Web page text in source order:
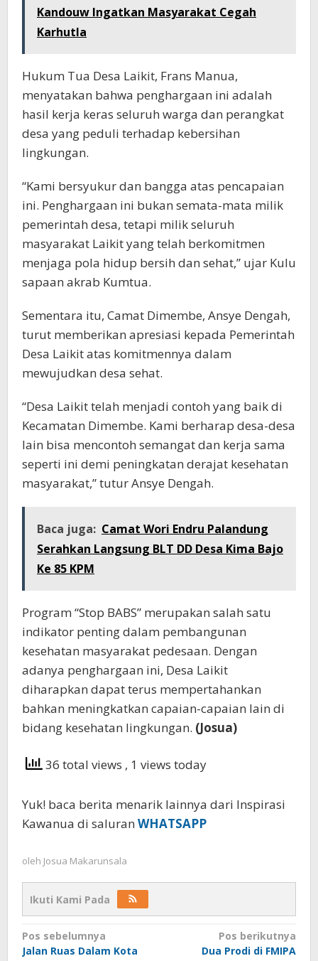
Kandouw Ingatkan Masyarakat Cegah
Karhutla
Hukum Tua Desa Laikit, Frans Manua,
menyatakan bahwa penghargaan ini adalah
hasil kerja keras seluruh warga dan perangkat
desa yang peduli terhadap kebersihan
lingkungan.
“Kami bersyukur dan bangga atas pencapaian
ini. Penghargaan ini bukan semata-mata milik
pemerintah desa, tetapi milik seluruh
masyarakat Laikit yang telah berkomitmen
menjaga pola hidup bersih dan sehat,” ujar Kulu
sapaan akrab Kumtua.
Sementara itu, Camat Dimembe, Ansye Dengah,
turut memberikan apresiasi kepada Pemerintah
Desa Laikit atas komitmennya dalam
mewujudkan desa sehat.
“Desa Laikit telah menjadi contoh yang baik di
Kecamatan Dimembe. Kami berharap desa-desa
lain bisa mencontoh semangat dan kerja sama
seperti ini demi peningkatan derajat kesehatan
masyarakat,” tutur Ansye Dengah.
Baca juga: Camat Wori Endru Palandung
Serahkan Langsung BLT DD Desa Kima Bajo
Ke 85 KPM
Program “Stop BABS” merupakan salah satu
indikator penting dalam pembangunan
kesehatan masyarakat pedesaan. Dengan
adanya penghargaan ini, Desa Laikit
diharapkan dapat terus mempertahankan
bahkan meningkatkan capaian-capaian lain di
bidang kesehatan lingkungan. (Josua)
36 total views , 1 views today
Yuk! baca berita menarik lainnya dari Inspirasi
Kawanua di saluran WHATSAPP
oleh Josua Makarunsala
Ikuti Kami Pada
Navigasi
Pos sebelumnya
Jalan Ruas Dalam Kota
Pos berikutnya
Dua Prodi di FMIPA